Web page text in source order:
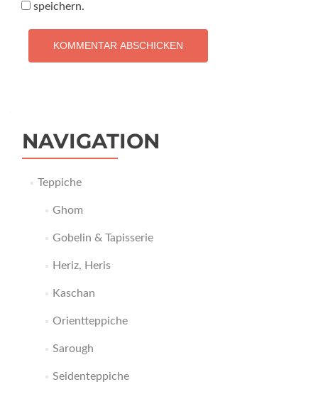
speichern.
NAVIGATION
Teppiche
Ghom
Gobelin & Tapisserie
Heriz, Heris
Kaschan
Orientteppiche
Sarough
Seidenteppiche